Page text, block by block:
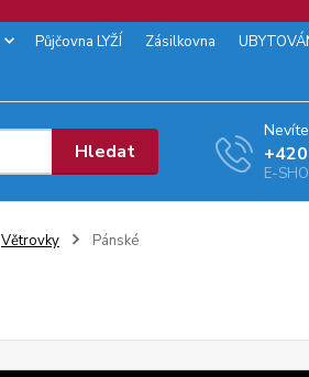
Půjčovna LYŽÍ Zásilkovna
Hledat
E-
Větrovky Pánské